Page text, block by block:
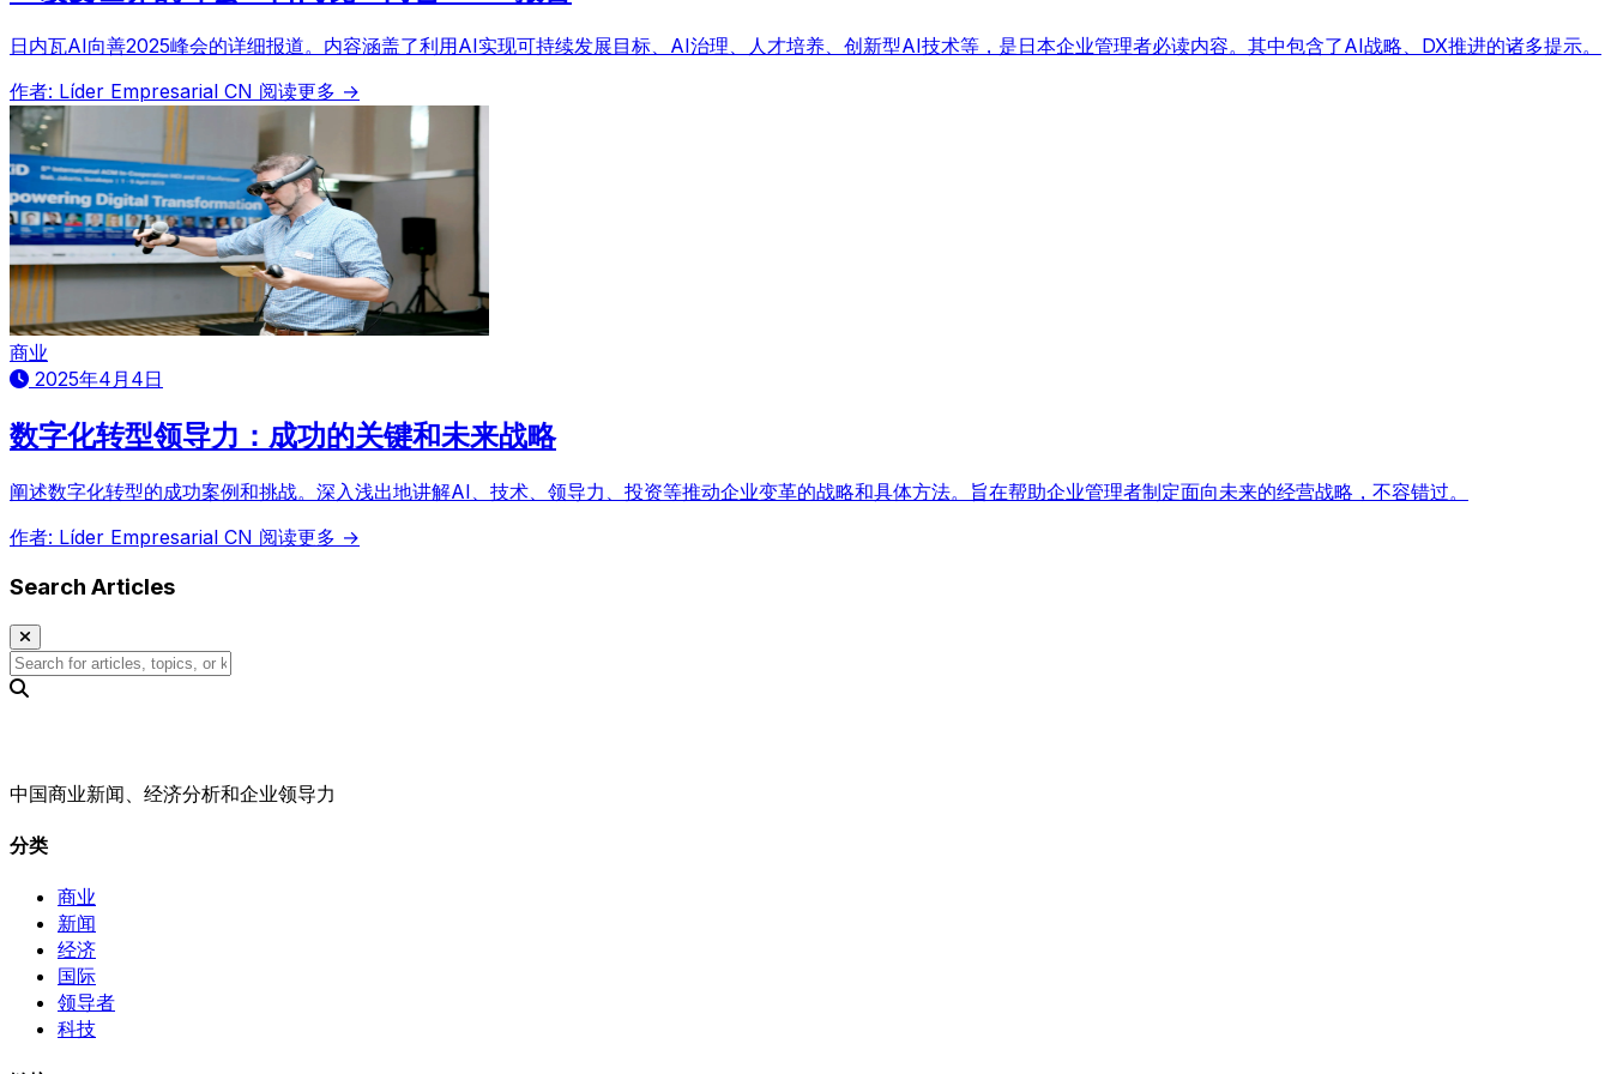
日内瓦AI向善2025峰会的详细报道。内容涵盖了利用AI实现可持续发展目标、AI治理、人才培养、创新型AI技术等，是日本企业管理者必读内容。其中包含了AI战略、DX推进的诸多提示。
作者: Líder Empresarial CN 阅读更多 →
商业
2025年4月4日
数字化转型领导力：成功的关键和未来战略
阐述数字化转型的成功案例和挑战。深入浅出地讲解AI、技术、领导力、投资等推动企业变革的战略和具体方法。旨在帮助企业管理者制定面向未来的经营战略，不容错过。
作者: Líder Empresarial CN 阅读更多 →
Search Articles
中国商业新闻、经济分析和企业领导力
分类
商业
新闻
经济
国际
领导者
科技